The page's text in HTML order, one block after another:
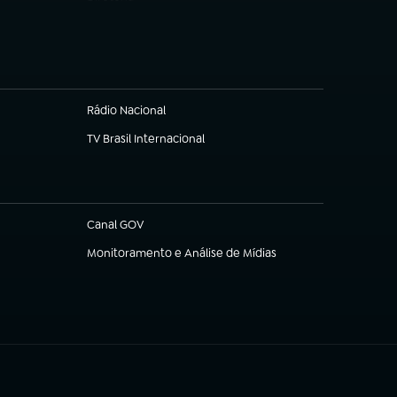
Rádio Nacional
TV Brasil Internacional
(abre em nova aba)
Canal GOV
(abre em nova aba)
Monitoramento e Análise de Mídias
(abre em nova aba)